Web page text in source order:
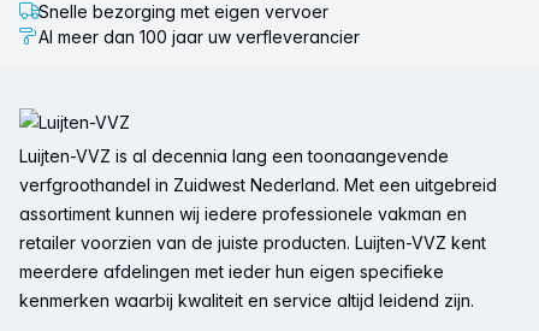
Snelle bezorging met eigen vervoer
Al meer dan 100 jaar uw verfleverancier
Luijten-VVZ is al decennia lang een toonaangevende
verfgroothandel in Zuidwest Nederland. Met een uitgebreid
assortiment kunnen wij iedere professionele vakman en
retailer voorzien van de juiste producten. Luijten-VVZ kent
meerdere afdelingen met ieder hun eigen specifieke
kenmerken waarbij kwaliteit en service altijd leidend zijn.